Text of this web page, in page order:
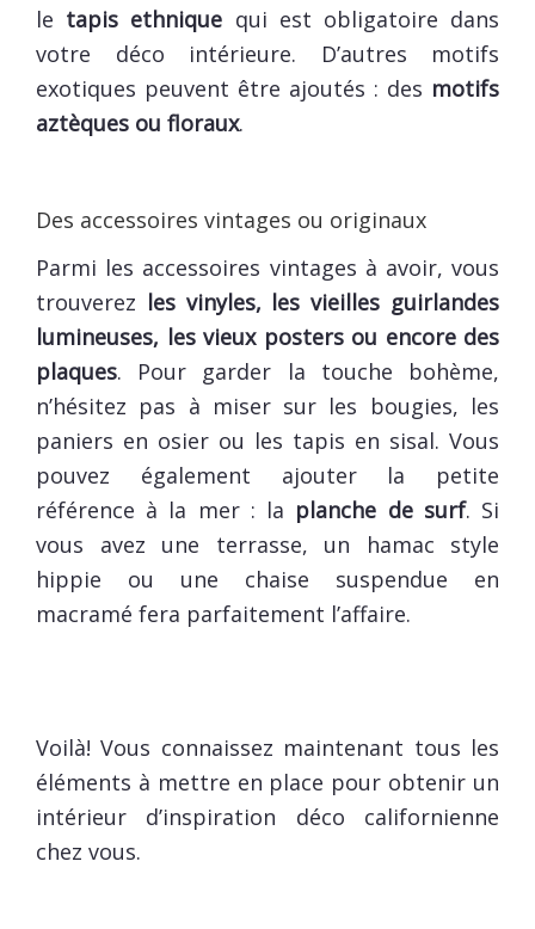
le tapis ethnique qui est obligatoire dans
votre déco intérieure. D’autres motifs
exotiques peuvent être ajoutés : des motifs
aztèques ou floraux.
Des accessoires vintages ou originaux
Parmi les accessoires vintages à avoir, vous
trouverez les vinyles, les vieilles guirlandes
lumineuses, les vieux posters ou encore des
plaques. Pour garder la touche bohème,
n’hésitez pas à miser sur les bougies, les
paniers en osier ou les tapis en sisal. Vous
pouvez également ajouter la petite
référence à la mer : la planche de surf. Si
vous avez une terrasse, un hamac style
hippie ou une chaise suspendue en
macramé fera parfaitement l’affaire.
Voilà! Vous connaissez maintenant tous les
éléments à mettre en place pour obtenir un
intérieur d’inspiration déco californienne
chez vous.